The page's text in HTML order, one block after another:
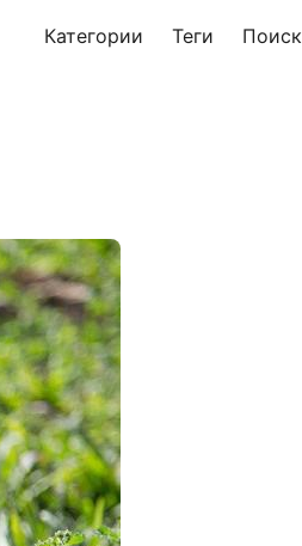
Категории Теги Поиск